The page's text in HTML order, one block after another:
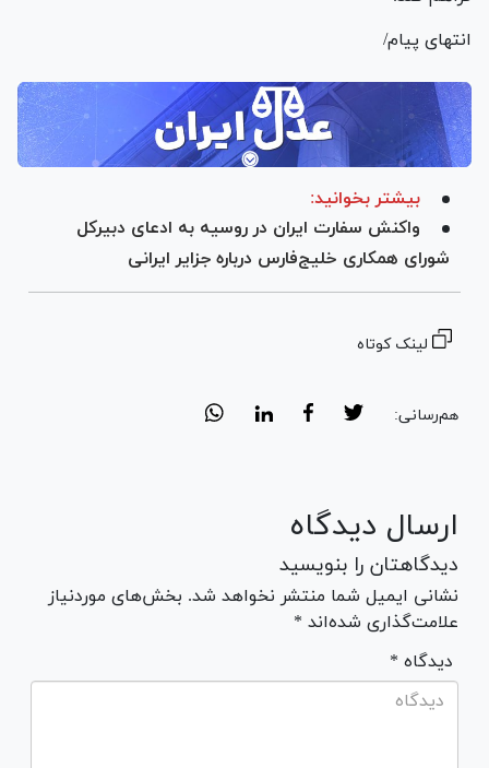
انتهای پیام/
بیشتر بخوانید:
واکنش سفارت ایران در روسیه به ادعای دبیرکل
شورای همکاری خلیج‌فارس درباره جزایر ایرانی
لینک کوتاه
هم‌رسانی:
ارسال دیدگاه
دیدگاهتان را بنویسید
نشانی ایمیل شما منتشر نخواهد شد. بخش‌های موردنیاز
علامت‌گذاری شده‌اند *
* دیدگاه